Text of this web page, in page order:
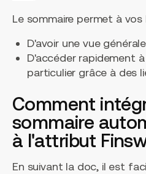
Le sommaire permet à vos
D'avoir une vue
D'accéder rapidement
particulier grâce à des
Comment
sommaire
à l'attribut
En suivant la doc, il est